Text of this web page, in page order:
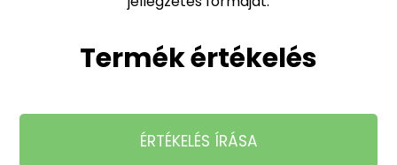
Termék értékelés
ÉRTÉKELÉS ÍRÁSA